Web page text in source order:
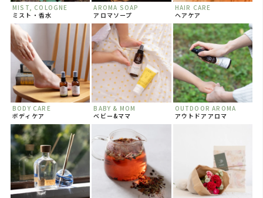
MIST, COLOGNE
ミスト・香水
AROMA SOAP
アロマソープ
HAIR CARE
ヘアケア
BODY CARE
ボディケア
BABY & MOM
ベビー&ママ
OUTDOOR AROMA
アウトドアアロマ